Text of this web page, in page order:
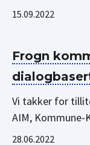
15.09.2022
Frogn
Vi takker for
AIM, Kommune-
28.06.2022